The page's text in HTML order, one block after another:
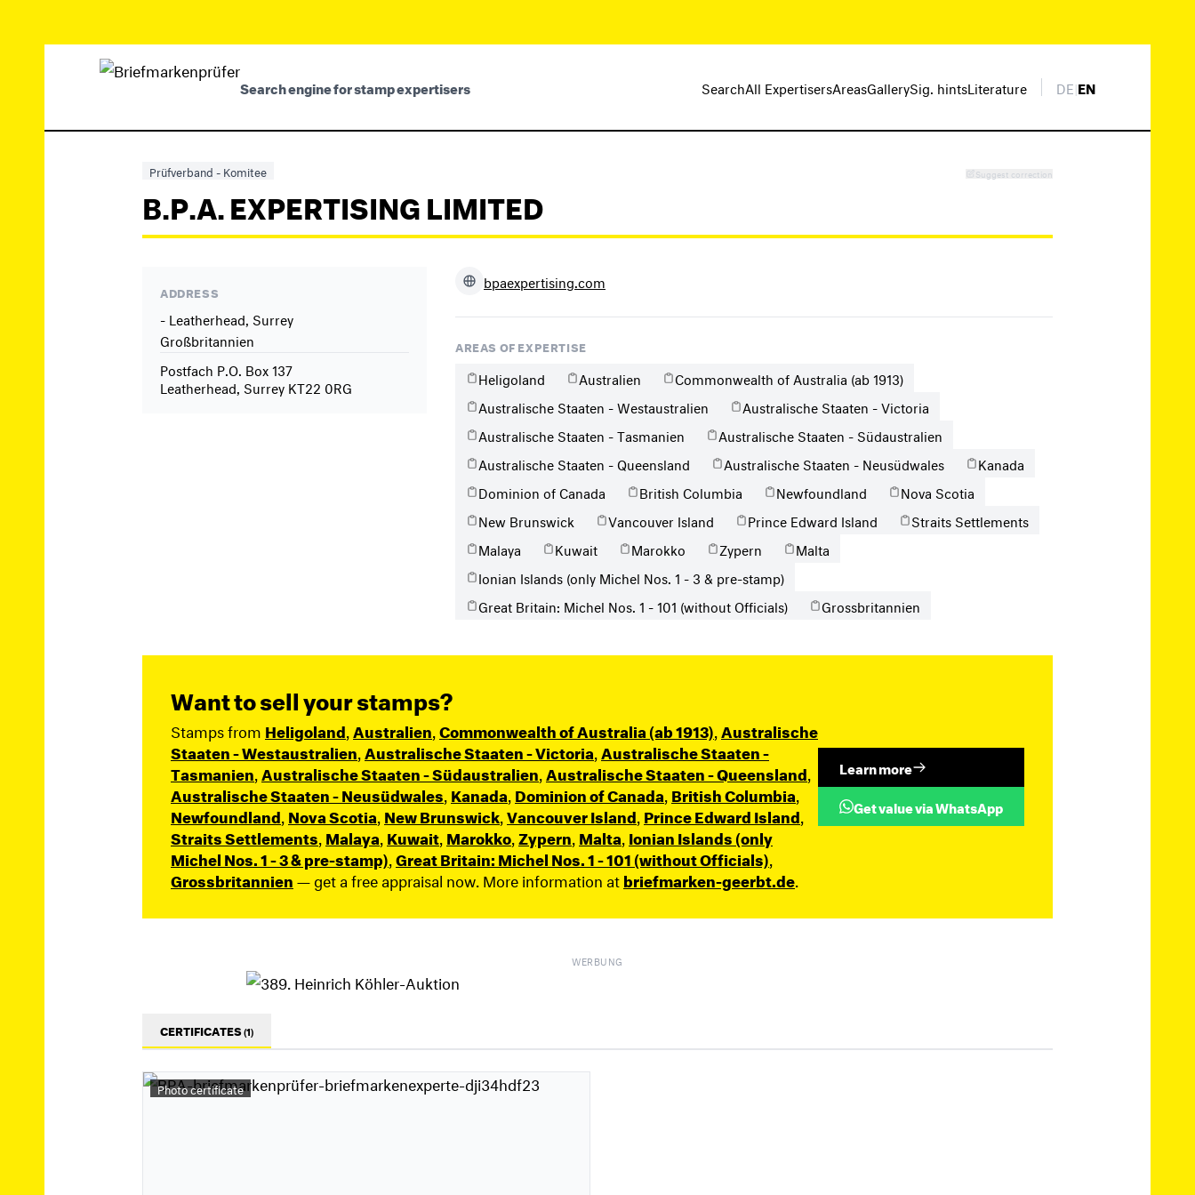
Search engine for stamp expertisers SearchAll ExpertisersAreasGallerySig. hintsLiterature DE|EN
Prüfverband - Komitee Suggest correction
B.P.A. EXPERTISING LIMITED
ADDRESS
- Leatherhead, Surrey
Großbritannien
Postfach P.O. Box 137
Leatherhead, Surrey KT22 0RG
bpaexpertising.com
AREAS OF EXPERTISE
Heligoland Australien
Commonwealth of Australia (ab 1913)
Australische Staaten - Westaustralien
Australische Staaten - Victoria
Australische Staaten - Tasmanien
Australische Staaten - Südaustralien
Australische Staaten - Queensland
Australische Staaten - Neusüdwales
Kanada
Dominion of Canada
British Columbia Newfoundland
Nova Scotia
New Brunswick
Vancouver Island Prince Edward Island
Straits Settlements
Malaya
Kuwait Marokko Zypern
Malta
Ionian Islands (only Michel Nos. 1 - 3 & pre-stamp)
Great Britain: Michel Nos. 1 - 101 (without Officials)
Grossbritannien
Want to sell your stamps?
Stamps from Heligoland Australien Commonwealth of Australia (ab 1913) Australische
Staaten - Westaustralien Australische Staaten - Victoria Australische Staaten -
Tasmanien Australische Staaten - Südaustralien Australische Staaten - Queensland
Australische Staaten - Neusüdwales Kanada Dominion of Canada British Columbia
Newfoundland Nova Scotia New Brunswick Vancouver Island Prince Edward Island
Straits Settlements Malaya Kuwait Marokko Zypern Malta Ionian Islands (only
Michel Nos. 1 - 3 & pre-stamp) Great Britain: Michel Nos. 1 - 101 (without Officials)
Grossbritannien— get a free appraisal now. More information atbriefmarken-geerbt.de
Learn more
Get value via WhatsApp
WERBUNG
CERTIFICATES(1)
Photo certificate